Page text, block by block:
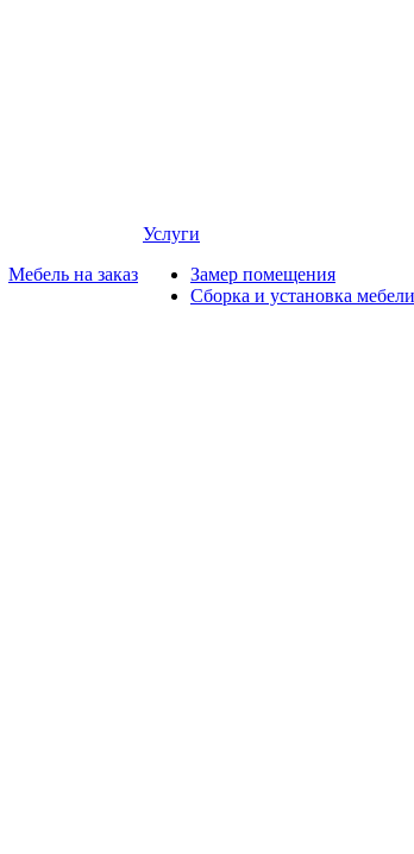
Мебель на заказ
Услуги
Замер помещения
Сборка и установка мебели